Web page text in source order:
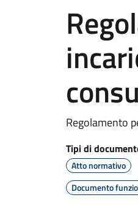
Regolamento
Tipi di
Atto normativo
Documento